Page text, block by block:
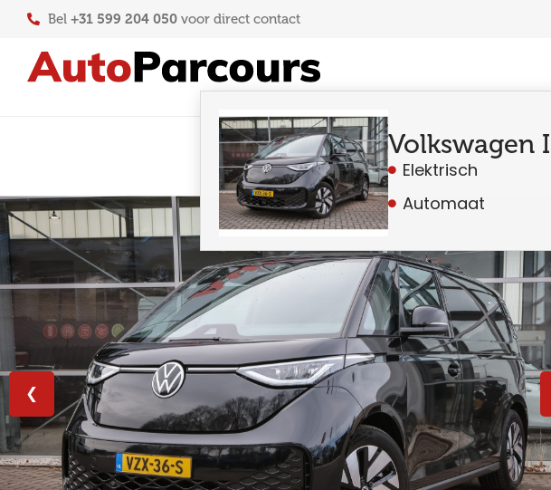
Bel +31 599 204 050voor direct contact
❮
Volkswagen
Elektrisch
Automaat